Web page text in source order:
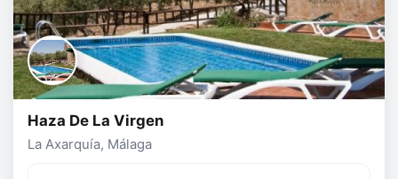
Haza De La Virgen
La Axarquía, Málaga